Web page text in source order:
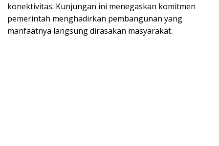
konektivitas. Kunjungan ini menegaskan komitmen
pemerintah menghadirkan pembangunan yang
manfaatnya langsung dirasakan masyarakat.